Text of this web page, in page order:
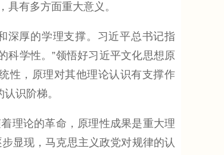
有多方面重大意义。
厚的学理支撑。习近平总书记指
科学性。”领悟好习近平文化思想原
性，原理对其他理论认识有支撑作
识阶梯。
理论的革命，原理性成果是重大理
显现，马克思主义政党对规律的认